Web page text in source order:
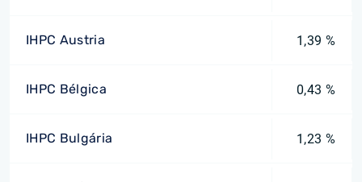
IHPC Austria 1,39 %
IHPC Bélgica 0,43 %
IHPC Bulgária 1,23 %